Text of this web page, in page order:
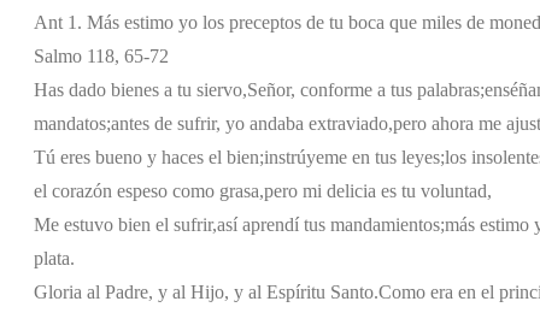
Ant 1. Más estimo yo los preceptos de tu boca que miles de
Salmo 118, 65-72
Has dado bienes a tu siervo,Señor, conforme a tus palabras;
mandatos;antes de sufrir, yo andaba extraviado,pero ahora me
Tú eres bueno y haces el bien;instrúyeme en tus leyes;los
el corazón espeso como grasa,pero mi delicia es tu voluntad,
Me estuvo bien el sufrir,así aprendí tus mandamientos;más estimo
plata.
Gloria al Padre, y al Hijo, y al Espíritu Santo.Como era en el